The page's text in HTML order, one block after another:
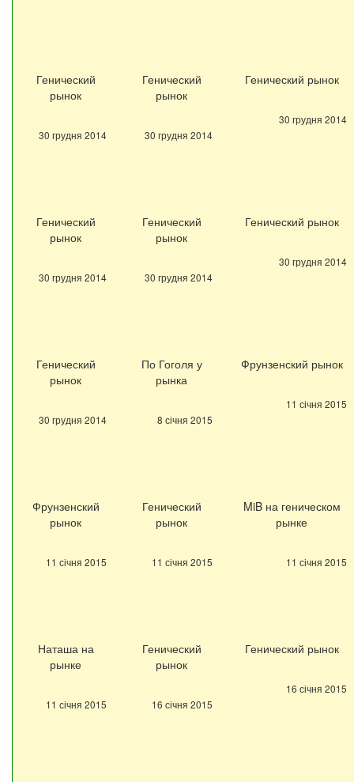
Генический
рынок
30 грудня 2014
Генический
рынок
30 грудня 2014
Генический рынок
30 грудня 2014
Генический
рынок
30 грудня 2014
Генический
рынок
30 грудня 2014
Генический рынок
30 грудня 2014
Генический
рынок
30 грудня 2014
По Гоголя у
рынка
8 січня 2015
Фрунзенский рынок
11 січня 2015
Фрунзенский
рынок
11 січня 2015
Генический
рынок
11 січня 2015
MiB на геническом
рынке
11 січня 2015
Наташа на
рынке
11 січня 2015
Генический
рынок
16 січня 2015
Генический рынок
16 січня 2015